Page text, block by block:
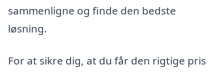
sammenligne og finde den bedste
løsning.
For at sikre dig, at du får den rigtige pris